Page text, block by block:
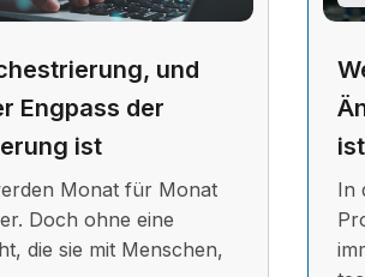
und
Engpass der
ist
Monat für Monat
Doch ohne eine
die sie mit Menschen,
In